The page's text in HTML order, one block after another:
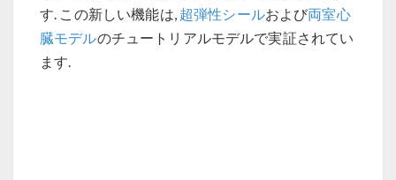
す. この新しい機能は, 超弾性シールおよび両室心
臓モデルのチュートリアルモデルで実証されてい
ます.